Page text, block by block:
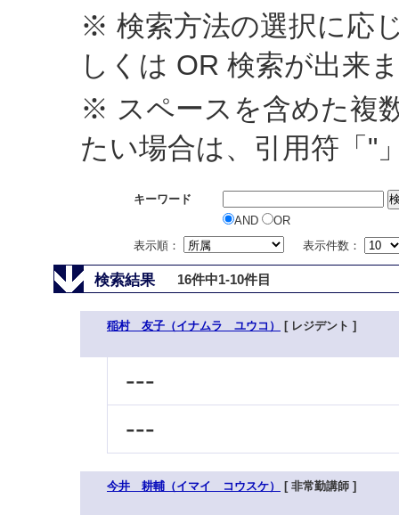
※ 検索方法の選択に応
しくは OR 検索が出来
※ スペースを含めた複
たい場合は、引用符「"
キーワード
AND
OR
表示順：
表示件数：
検索結果 16件中1-10件目
稲村 友子（イナムラ ユウコ） [ レジデント ]
---
---
今井 耕輔（イマイ コウスケ） [ 非常勤講師 ]